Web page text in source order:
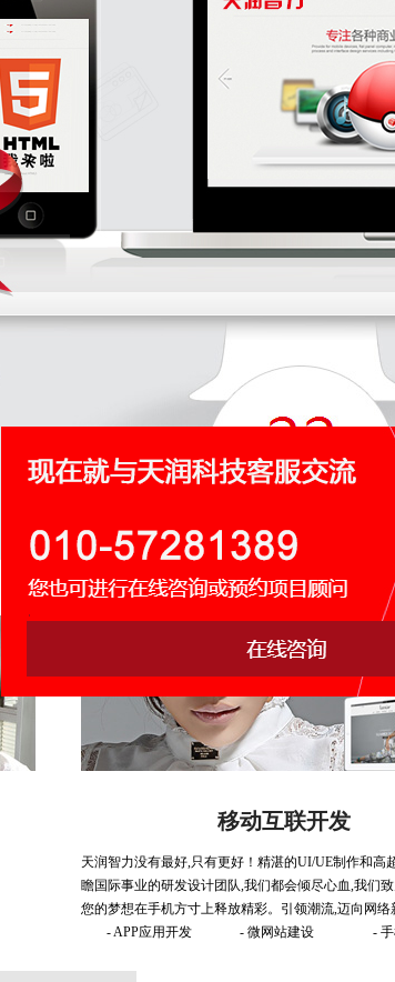
移动互联开发
天润智力没有最好,只有更好！精湛的UI/UE制作和高
瞻国际事业的研发设计团队,我们都会倾尽心血,我们
您的梦想在手机方寸上释放精彩。引领潮流,迈向网络
- APP应用开发
- 微网站建设 -